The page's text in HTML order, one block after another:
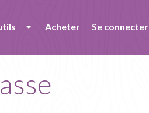
Acheter Se connecter